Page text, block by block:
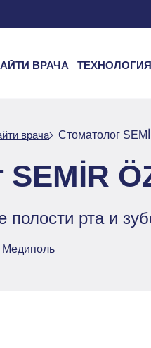
ВРАЧА ТЕХНОЛОГИЯ
врача Стоматолог
полости рта и
Медиполь